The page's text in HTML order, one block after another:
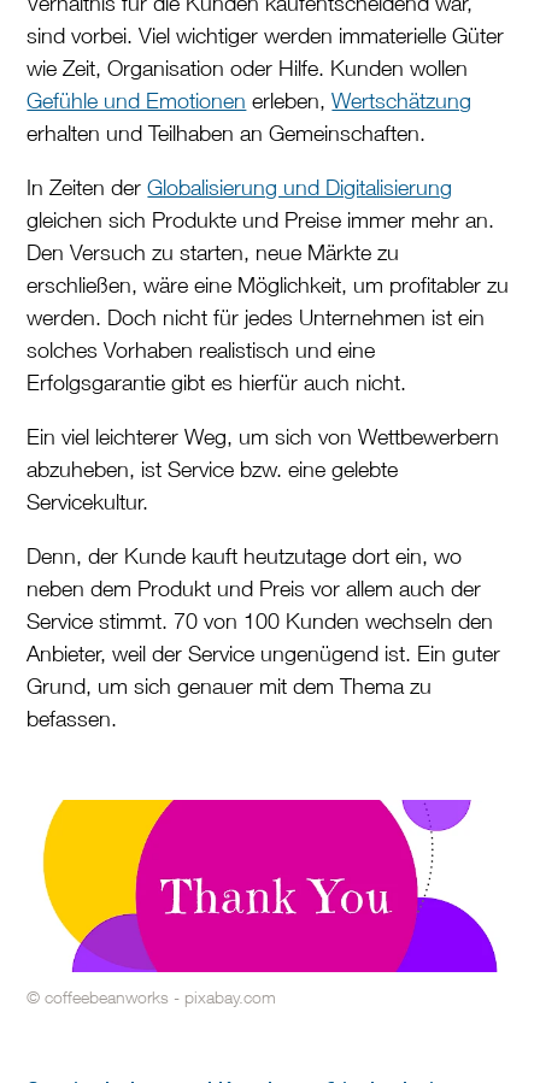
sind vorbei. Viel wichtiger werden immaterielle Güter
wie Zeit, Organisation oder Hilfe. Kunden wollen
Gefühle und Emotionen erleben,Wertschätzung
erhalten und Teilhaben an Gemeinschaften.
In Zeiten derGlobalisierung und Digitalisierung
gleichen sich Produkte und Preise immer mehr an.
Den Versuch zu starten, neue Märkte zu
erschließen, wäre eine Möglichkeit, um profitabler zu
werden. Doch nicht für jedes Unternehmen ist ein
solches Vorhaben realistisch und eine
Erfolgsgarantie gibt es hierfür auch nicht.
Ein viel leichterer Weg, um sich von Wettbewerbern
abzuheben, ist Service bzw. eine gelebte
Servicekultur.
Denn, der Kunde kauft heutzutage dort ein, wo
neben dem Produkt und Preis vor allem auch der
Service stimmt. 70 von 100 Kunden wechseln den
Anbieter, weil der Service ungenügend ist. Ein guter
Grund, um sich genauer mit dem Thema zu
befassen.
© coffeebeanworks - pixabay.com